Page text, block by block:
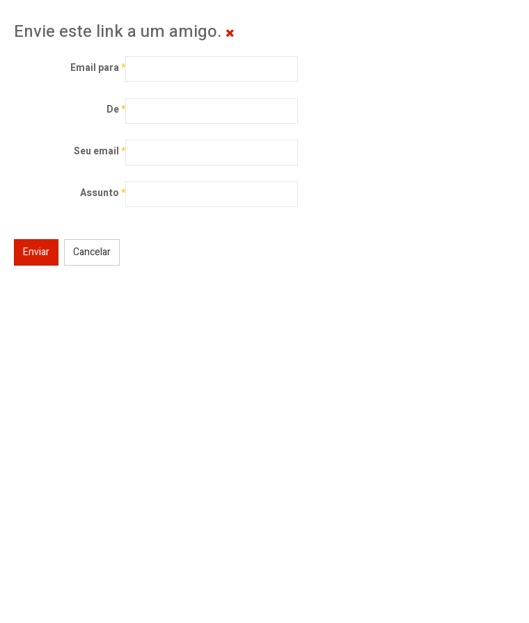
Envie este link a um amigo.
Email para*
De*
Seu email*
Assunto*
Enviar Cancelar